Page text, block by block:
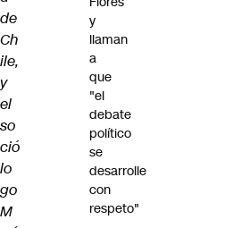
de
Ch
ile,
y
el
so
ció
lo
go
M
y
llaman
a
que
"el
debate
político
se
desarrolle
con
respeto"